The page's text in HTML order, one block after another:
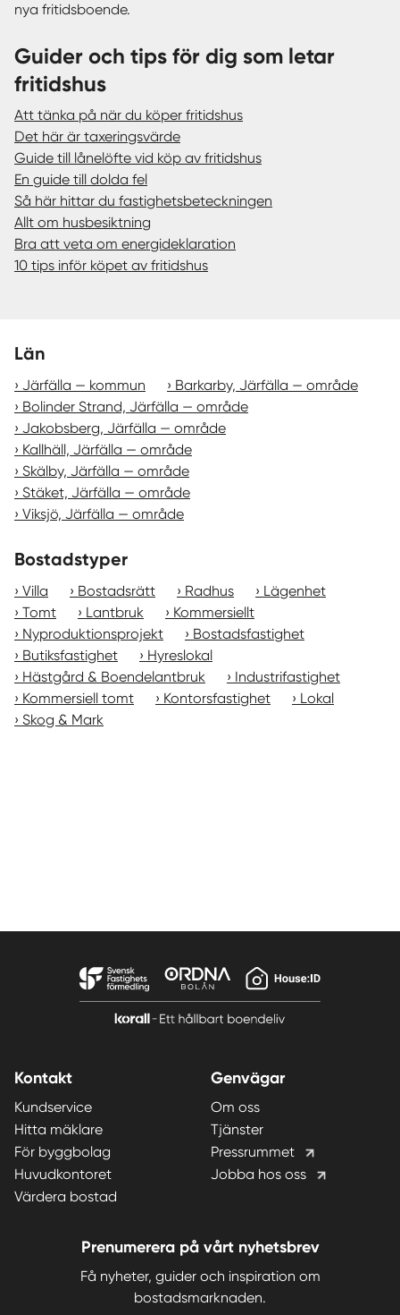
nya fritidsboende.
Guider och tips för dig som letar
fritidshus
Att tänka på när du köper fritidshus
Det här är taxeringsvärde
Guide till lånelöfte vid köp av fritidshus
En guide till dolda fel
Så här hittar du fastighetsbeteckningen
Allt om husbesiktning
Bra att veta om energideklaration
10 tips inför köpet av fritidshus
Län
Järfälla — kommun
Barkarby, Järfälla — område
Bolinder Strand, Järfälla — område
Jakobsberg, Järfälla — område
Kallhäll, Järfälla — område
Skälby, Järfälla — område
Stäket, Järfälla — område
Viksjö, Järfälla — område
Bostadstyper
Villa Bostadsrätt Radhus
Lägenhet
Tomt
Lantbruk
Kommersiellt
Nyproduktionsprojekt
Bostadsfastighet
Butiksfastighet
Hyreslokal
Hästgård & Boendelantbruk
Industrifastighet
Kommersiell tomt
Kontorsfastighet
Lokal
Skog & Mark
Kontakt
Kundservice
Hitta mäklare
För byggbolag
Huvudkontoret
Värdera bostad
Genvägar
Om oss
Tjänster
Pressrummet
Jobba hos oss
Prenumerera på vårt nyhetsbrev
Få nyheter, guider och inspiration om
bostadsmarknaden.